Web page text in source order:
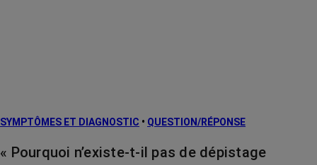
SYMPTÔMES ET DIAGNOSTIC • QUESTION/RÉPONSE
« Pourquoi n’existe-t-il pas de dépistage